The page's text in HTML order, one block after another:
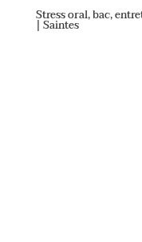
Stress oral, bac,
| Saintes